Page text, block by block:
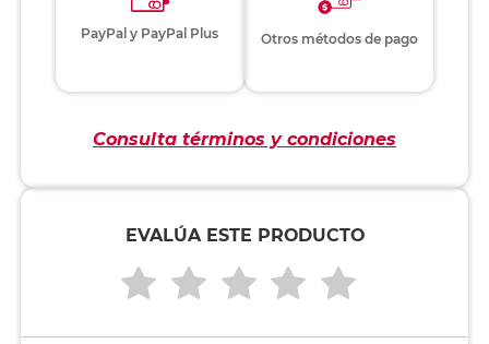
PayPal y PayPal Plus Otros métodos de pago
Consulta términos y condiciones
EVALÚA ESTE PRODUCTO